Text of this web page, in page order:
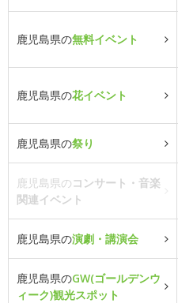
鹿児島県の無料イベント
鹿児島県の花イベント
鹿児島県の祭り
鹿児島県のコンサート・音楽
関連イベント
鹿児島県の演劇・講演会
鹿児島県のGW(ゴールデンウ
ィーク)観光スポット